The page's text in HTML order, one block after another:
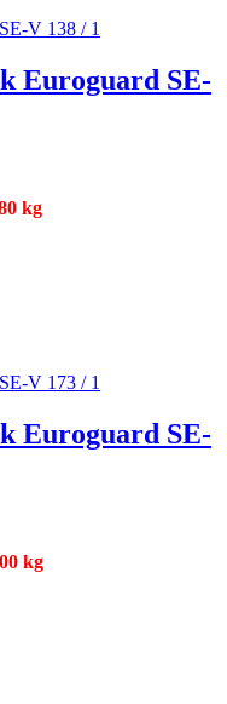
Euroguard SE-
kg
Euroguard SE-
kg